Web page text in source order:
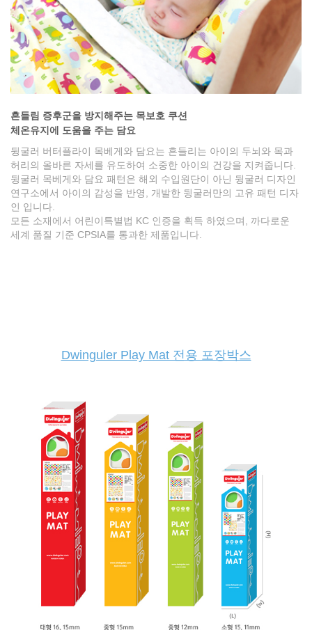
흔들림 증후군을 방지해주는 목보호 쿠션
체온유지에 도움을 주는 담요
뒹굴러 버터플라이 목베게와 담요는 흔들리는 아이의 두뇌와 목과
허리의 올바른 자세를 유도하여 소중한 아이의 건강을 지켜줍니다.
뒹굴러 목베게와 담요 패턴은 해외 수입원단이 아닌 뒹굴러 디자인
연구소에서 아이의 감성을 반영, 개발한 뒹굴러만의 고유 패턴 디자
인 입니다.
모든 소재에서 어린이특별법 KC 인증을 획득 하였으며, 까다로운
세계 품질 기준 CPSIA를 통과한 제품입니다.
Dwinguler Play Mat 전용 포장박스